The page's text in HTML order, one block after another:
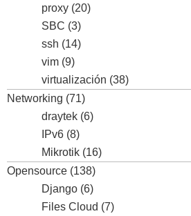
proxy (20)
SBC (3)
ssh (14)
vim (9)
virtualización (38)
Networking (71)
draytek (6)
IPv6 (8)
Mikrotik (16)
Opensource (138)
Django (6)
Files Cloud (7)